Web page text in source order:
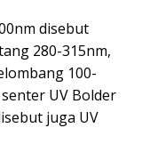
disebut
280-315nm,
100-
UV Bolder
juga UV